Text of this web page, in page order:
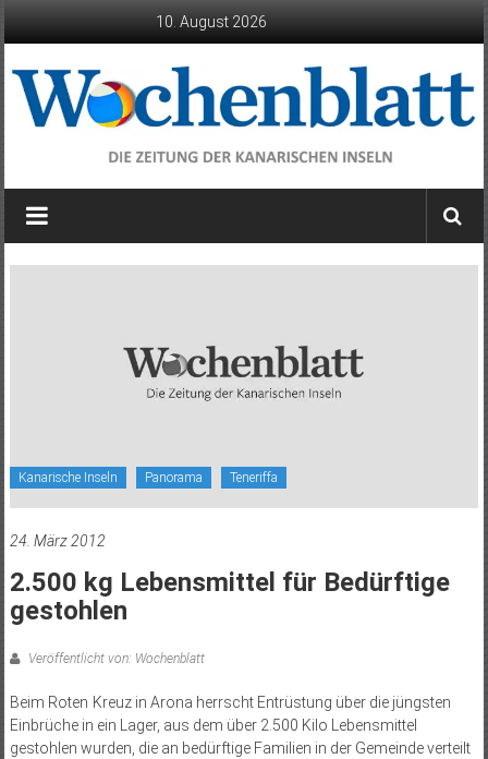
10. August 2026
Wochenblatt
die
Kanarische Inseln Panorama Teneriffa
24. März 2012
2.500 kg Lebensmittel für Bedürftige
gestohlen
Veröffentlicht von: Wochenblatt
Beim Roten Kreuz in Arona herrscht Entrüstung über die jüngsten
Einbrüche in ein Lager, aus dem über 2.500 Kilo Lebensmittel
gestohlen wurden, die an bedürftige Familien in der Gemeinde verteilt